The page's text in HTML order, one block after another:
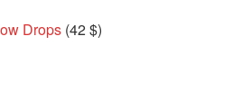
Drops (42 $)